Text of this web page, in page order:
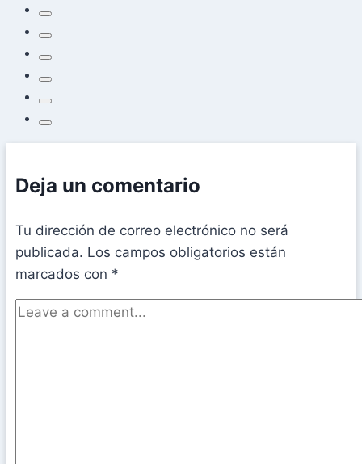
Deja un comentario
Tu dirección de correo electrónico no será
publicada. Los campos obligatorios están
marcados con *